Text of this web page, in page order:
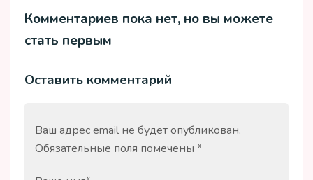
Комментариев пока нет, но вы можете
стать первым
Оставить комментарий
Ваш адрес email не будет опубликован.
Обязательные поля помечены *